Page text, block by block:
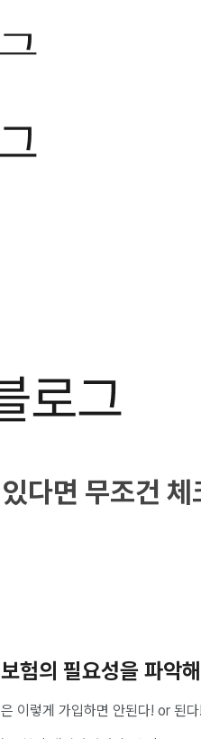
다면 무조건
험의 필요성을 파악
이렇게 가입하면 안된다! or 된